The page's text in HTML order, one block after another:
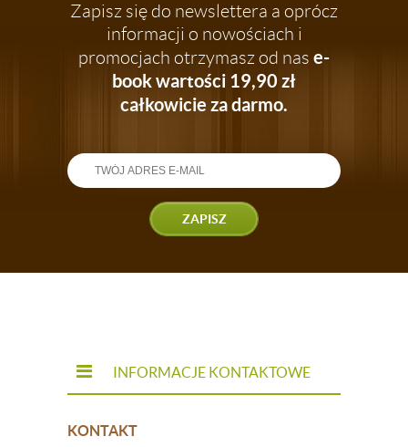
Zapisz się do newslettera a oprócz
informacji o nowościach i
promocjach otrzymasz od nas e-
book wartości 19,90 zł
całkowicie za darmo.
ZAPISZ
INFORMACJE KONTAKTOWE
KONTAKT